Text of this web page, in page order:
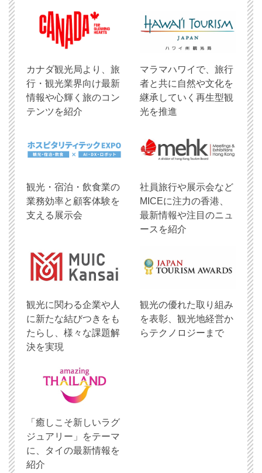
​カナダ観光局より、旅
行・観光業界向け最新
情報や心輝く旅のコン
テンツを紹介
マラマハワイで、旅行
者と共に自然や文化を
継承していく再生型観
光を推進
観光・宿泊・飲食業の
業務効率と顧客体験を
支える展示会
社員旅行や展示会など
MICEに注力の香港、
最新情報や注目のニュ
ースを紹介
観光に関わる企業や人
に新たな結びつきをも
たらし、様々な課題解
決を実現
観光の優れた取り組み
を表彰、観光地経営か
らテクノロジーまで
「癒しこそ新しいラグ
ジュアリー」をテーマ
に、タイの最新情報を
紹介